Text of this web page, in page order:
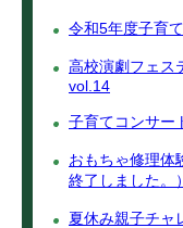
令和5年度子育
高校演劇フェス
vol.14
子育てコンサー
おもちゃ修理体
終了しました。）
夏休み親子チャ